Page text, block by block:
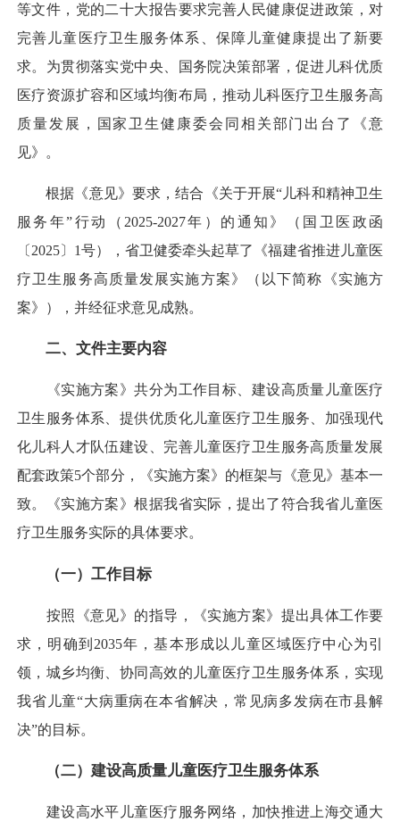
等文件，党的二十大报告要求完善人民健康促进政策，对
完善儿童医疗卫生服务体系、保障儿童健康提出了新要
求。为贯彻落实党中央、国务院决策部署，促进儿科优质
医疗资源扩容和区域均衡布局，推动儿科医疗卫生服务高
质量发展，国家卫生健康委会同相关部门出台了《意
见》。
根据《意见》要求，结合《关于开展“儿科和精神卫生
服务年”行动（2025-2027年）的通知》（国卫医政函
〔2025〕1号），省卫健委牵头起草了《福建省推进儿童医
疗卫生服务高质量发展实施方案》（以下简称《实施方
案》），并经征求意见成熟。
二、文件主要内容
《实施方案》共分为工作目标、建设高质量儿童医疗
卫生服务体系、提供优质化儿童医疗卫生服务、加强现代
化儿科人才队伍建设、完善儿童医疗卫生服务高质量发展
配套政策5个部分，《实施方案》的框架与《意见》基本一
致。《实施方案》根据我省实际，提出了符合我省儿童医
疗卫生服务实际的具体要求。
（一）工作目标
按照《意见》的指导，《实施方案》提出具体工作要
求，明确到2035年，基本形成以儿童区域医疗中心为引
领，城乡均衡、协同高效的儿童医疗卫生服务体系，实现
我省儿童“大病重病在本省解决，常见病多发病在市县解
决”的目标。
（二）建设高质量儿童医疗卫生服务体系
建设高水平儿童医疗服务网络，加快推进上海交通大